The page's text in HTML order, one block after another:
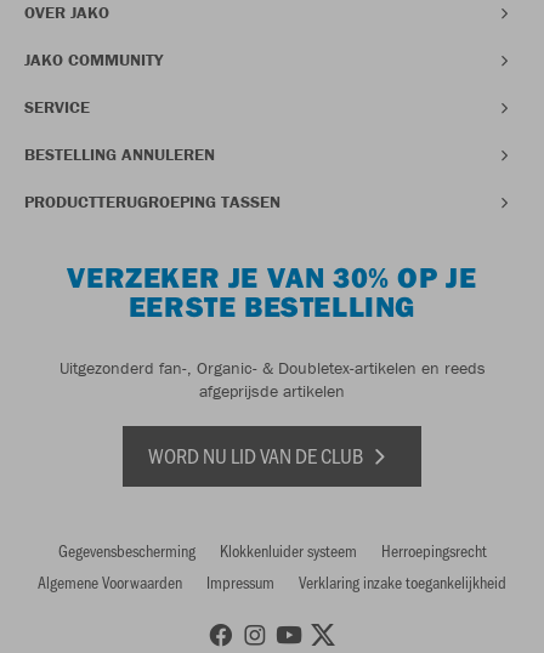
OVER JAKO
JAKO COMMUNITY
SERVICE
BESTELLING ANNULEREN
PRODUCTTERUGROEPING TASSEN
VERZEKER JE VAN 30% OP JE
EERSTE BESTELLING
Uitgezonderd fan-, Organic- & Doubletex-artikelen en reeds
afgeprijsde artikelen
WORD NU LID VAN DE CLUB
Gegevensbescherming Klokkenluider systeem
Herroepingsrecht
Algemene Voorwaarden
Impressum Verklaring inzake toegankelijkheid